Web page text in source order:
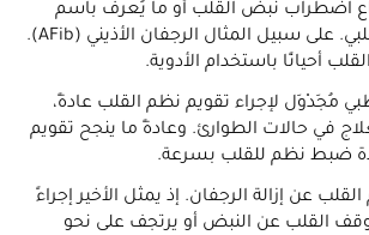
اضطراب نبض القلب أو ما يُعرف باسم
اضطراب النظم القلبي. على سبيل المثال الرجفان الأذيني (AFib).
أحيانًا باستخدام الأدوية.
مُجَدْوَل لإجراء تقويم نظم القلب عادةً،
في حالات الطوارئ. وعادةً ما ينجح تقويم
ضبط نظم للقلب بسرعة.
عن إزالة الرجفان. إذ يمثل الأخير إجراءً
القلب عن النبض أو يرتجف على نحو